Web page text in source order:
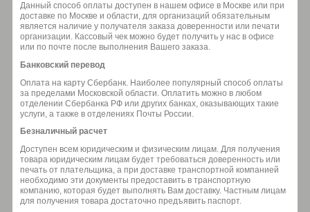
Данный способ оплаты доступен в нашем офисе в Москве или при
доставке по Москве и области, для организаций обязательным
является наличие у получателя заказа доверенности или печати
организации. Кассовый чек можно будет получить у нас в офисе
или по почте после выполнения Вашего заказа.
Банковский перевод
Оплата на карту Сбербанк. Наиболее популярный способ оплаты
за пределами Московской области. Оплатить можно в любом
отделении Сбербанка РФ или других банках, оказывающих такие
услуги, а также в отделениях Почты России.
Безналичный расчет
Доступен всем юридическим и физическим лицам. Для получения
товара юридическим лицам будет требоваться доверенность или
печать от плательщика, а при доставке транспортной компанией
необходимо эти документы предоставить в транспортную
компанию, которая будет выполнять Вам доставку. Частным лицам
для получения товара достаточно предъявить паспорт.